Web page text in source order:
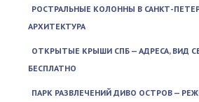
РОСТРАЛЬНЫЕ КОЛОННЫ В САНКТ-
АРХИТЕКТУРА
ОТКРЫТЫЕ КРЫШИ СПБ — АДРЕСА, ВИД
БЕСПЛАТНО
ПАРК РАЗВЛЕЧЕНИЙ ДИВО ОСТРОВ —